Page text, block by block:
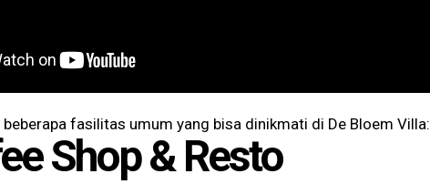
beberapa fasilitas umum yang bisa dinikmati di De Bloem Villa:
Shop & Resto